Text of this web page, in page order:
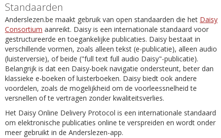
Standaarden
Anderslezen.be maakt gebruik van open standaarden die het Daisy
Consortium aanreikt. Daisy is een internationale standaard voor
gestructureerde en toegankelijke publicaties. Daisy bestaat in
verschillende vormen, zoals alleen tekst (e-publicatie), alleen audio
(luisterversie), of beide ("full text full audio Daisy"-publicatie).
Belangrijk is dat een Daisy-boek navigatie ondersteunt, beter dan
klassieke e-boeken of luisterboeken. Daisy biedt ook andere
voordelen, zoals de mogelijkheid om de voorleessnelheid te
versnellen of te vertragen zonder kwaliteitsverlies.
Het Daisy Online Delivery Protocol is een internationale standaard
om elektronische publicaties online te verspreiden en wordt onder
meer gebruikt in de Anderslezen-app.